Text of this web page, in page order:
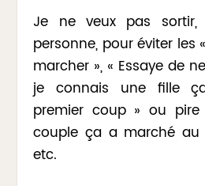
Je ne veux pas
personne, pour éviter les
marcher », « Essaye de
je connais une fille
premier coup » ou
couple ça a marché
etc.